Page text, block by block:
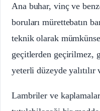
Ana buhar, vinç ve
boruları mürettebatın
teknik olarak
geçitlerden geçirilmez,
yeterli düzeyde yalıtılır
Lambriler ve